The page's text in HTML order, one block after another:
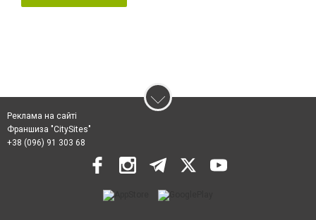
Реклама на сайті
Франшиза "CitySites"
+38 (096) 91 303 68